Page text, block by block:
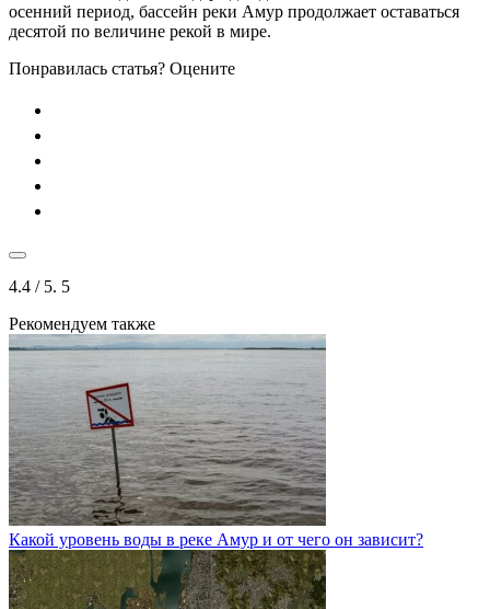
осенний период, бассейн реки Амур продолжает оставаться
десятой по величине рекой в мире.
Понравилась статья? Оцените
4.4 / 5. 5
Рекомендуем также
Какой уровень воды в реке Амур и от чего он зависит?